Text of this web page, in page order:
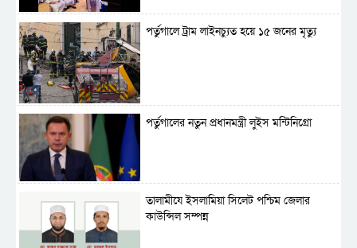
পর্তুগালে ট্রাম লাইনচ্যুত হয়ে ১৫ জনের মৃত্যু
পর্তুগালের নতুন প্রধানমন্ত্রী লুইস মন্টিনিগ্রো
‎তালামীযে ইসলামিয়া সিলেট পশ্চিম জেলার
কাউন্সিল সম্পন্ন